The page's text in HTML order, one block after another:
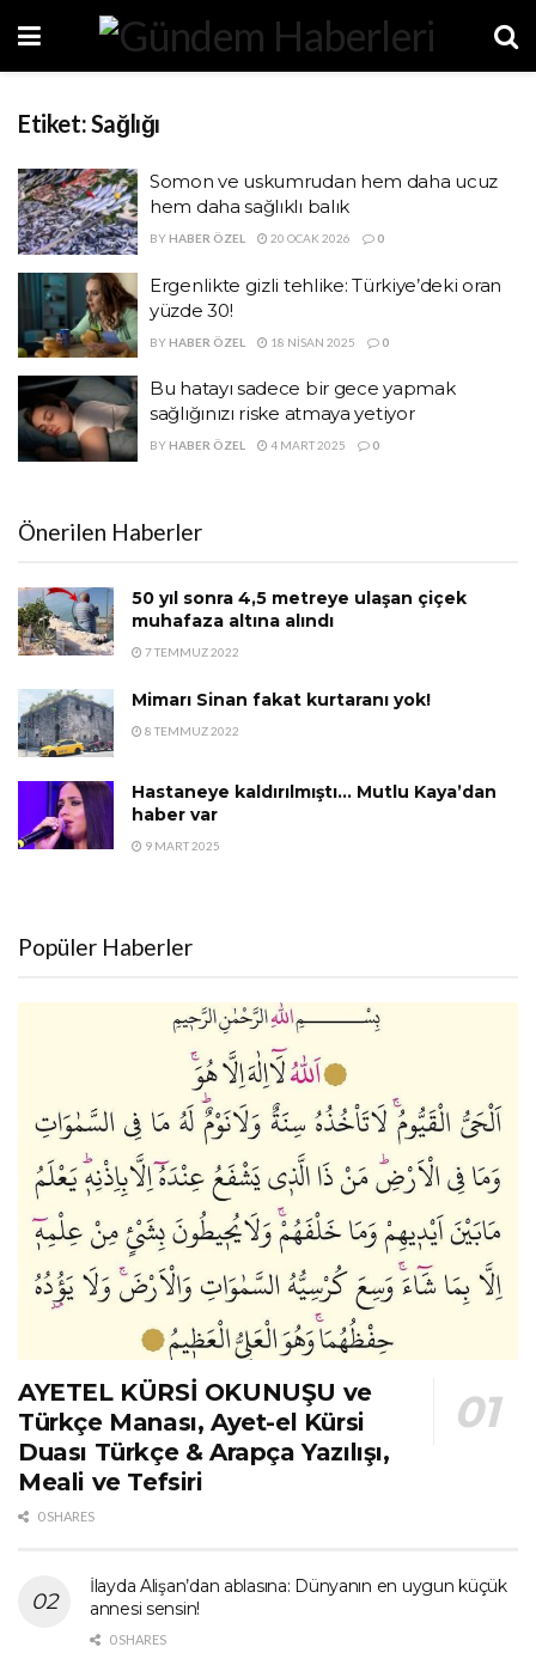
Etiket:Sağlığı
Somon ve uskumrudan hem daha ucuz
hem daha sağlıklı balık
BY HABER ÖZEL 20 OCAK 2026 0
Ergenlikte gizli tehlike: Türkiye’deki oran
yüzde 30!
BY HABER ÖZEL 18 NISAN 2025 0
Bu hatayı sadece bir gece yapmak
sağlığınızı riske atmaya yetiyor
BY HABER ÖZEL 4 MART 2025 0
Önerilen Haberler
50 yıl sonra 4,5 metreye ulaşan çiçek
muhafaza altına alındı
7 TEMMUZ 2022
Mimarı Sinan fakat kurtaranı yok!
8 TEMMUZ 2022
Hastaneye kaldırılmıştı… Mutlu Kaya’dan
haber var
9 MART 2025
Popüler Haberler
AYETEL KÜRSİ OKUNUŞU ve
Türkçe Manası, Ayet-el Kürsi
Duası Türkçe & Arapça Yazılışı,
Meali ve Tefsiri
0 SHARES
İlayda Alişan’dan ablasına: Dünyanın en uygun küçük
annesi sensin!
0 SHARES